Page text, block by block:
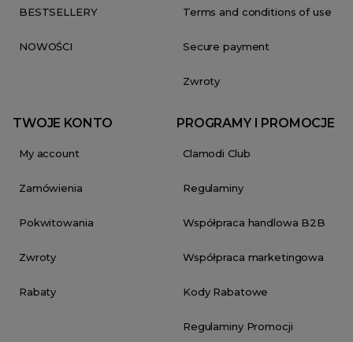
BESTSELLERY
NOWOŚCI
Terms and conditions of use
Secure payment
Zwroty
TWOJE KONTO
My account
Zamówienia
Pokwitowania
Zwroty
Rabaty
PROGRAMY I PROMOCJE
Clamodi Club
Regulaminy
Współpraca handlowa B2B
Współpraca marketingowa
Kody Rabatowe
Regulaminy Promocji